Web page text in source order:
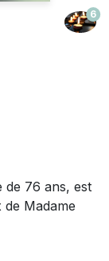
6
de 76 ans, est
Madame